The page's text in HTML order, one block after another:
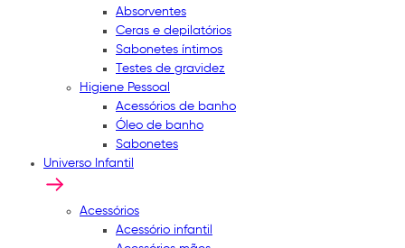
Absorventes
Ceras e depilatórios
Sabonetes íntimos
Testes de gravidez
Higiene Pessoal
Acessórios de banho
Óleo de banho
Sabonetes
Universo Infantil
Acessórios
Acessório infantil